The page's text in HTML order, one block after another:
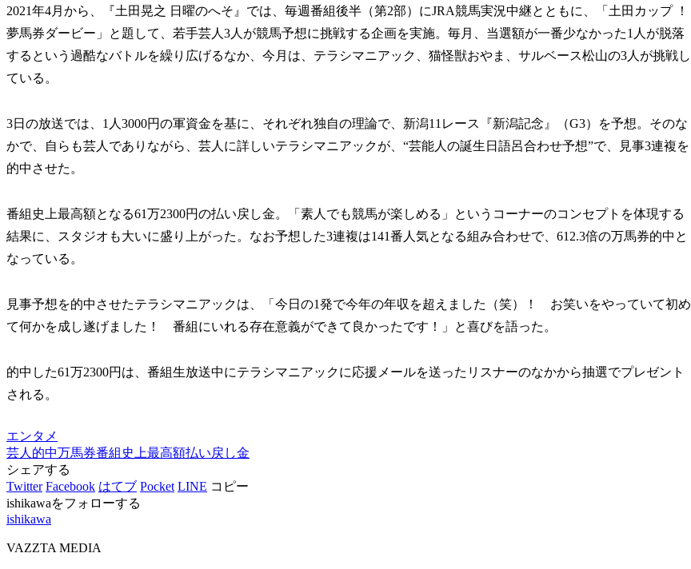
2021年4月から、『土田晃之 日曜のへそ』では、毎週番組後半（第2部）にJRA競馬実況中継とともに、「土田カップ ！
夢馬券ダービー」と題して、若手芸人3人が競馬予想に挑戦する企画を実施。毎月、当選額が一番少なかった1人が脱落
するという過酷なバトルを繰り広げるなか、今月は、テラシマニアック、猫怪獣おやま、サルベース松山の3人が挑戦し
ている。
3日の放送では、1人3000円の軍資金を基に、それぞれ独自の理論で、新潟11レース『新潟記念』（G3）を予想。そのな
かで、自らも芸人でありながら、芸人に詳しいテラシマニアックが、“芸能人の誕生日語呂合わせ予想”で、見事3連複を
的中させた。
番組史上最高額となる61万2300円の払い戻し金。「素人でも競馬が楽しめる」というコーナーのコンセプトを体現する
結果に、スタジオも大いに盛り上がった。なお予想した3連複は141番人気となる組み合わせで、612.3倍の万馬券的中と
なっている。
見事予想を的中させたテラシマニアックは、「今日の1発で今年の年収を超えました（笑）！ お笑いをやっていて初め
て何かを成し遂げました！ 番組にいれる存在意義ができて良かったです！」と喜びを語った。
的中した61万2300円は、番組生放送中にテラシマニアックに応援メールを送ったリスナーのなかから抽選でプレゼント
される。
エンタメ
芸人 的中万馬券番組史上最高額払い戻し金
シェアする
Twitter Facebook はてブ Pocket LINE コピー
ishikawaをフォローする
ishikawa
VAZZTA MEDIA